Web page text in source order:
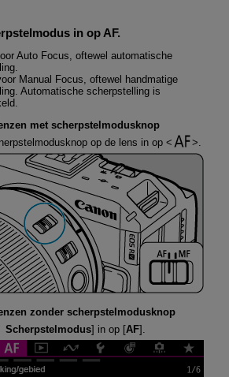
in op AF.
Auto Focus, oftewel automatische
Manual Focus, oftewel handmatige
Automatische scherpstelling is
met scherpstelmodusknop
op de lens in op
zonder scherpstelmodusknop
Scherpstelmodus] in op [AF].